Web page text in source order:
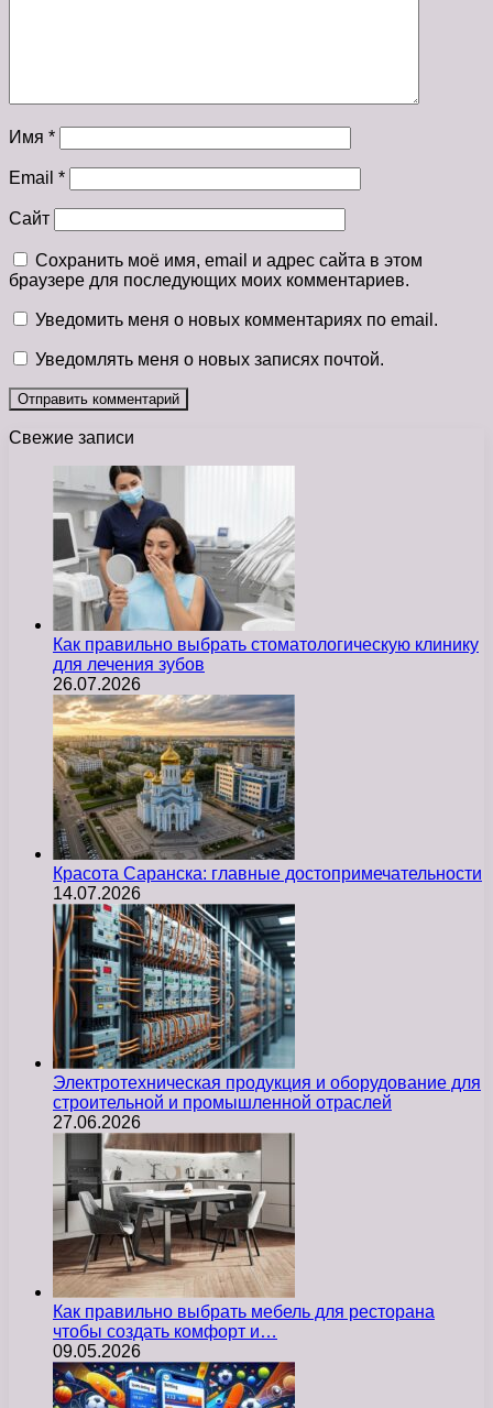
Имя *
Email *
Сайт
Сохранить моё имя, email и адрес сайта в этом
браузере для последующих моих комментариев.
Уведомить меня о новых комментариях по email.
Уведомлять меня о новых записях почтой.
Свежие записи
Как правильно выбрать стоматологическую клинику
для лечения зубов
26.07.2026
Красота Саранска: главные достопримечательности
14.07.2026
Электротехническая продукция и оборудование для
строительной и промышленной отраслей
27.06.2026
Как правильно выбрать мебель для ресторана
чтобы создать комфорт и…
09.05.2026